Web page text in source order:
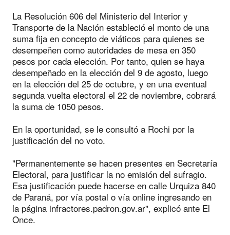
La Resolución 606 del Ministerio del Interior y
Transporte de la Nación estableció el monto de una
suma fija en concepto de viáticos para quienes se
desempeñen como autoridades de mesa en 350
pesos por cada elección. Por tanto, quien se haya
desempeñado en la elección del 9 de agosto, luego
en la elección del 25 de octubre, y en una eventual
segunda vuelta electoral el 22 de noviembre, cobrará
la suma de 1050 pesos.
En la oportunidad, se le consultó a Rochi por la
justificación del no voto.
"Permanentemente se hacen presentes en Secretaría
Electoral, para justificar la no emisión del sufragio.
Esa justificación puede hacerse en calle Urquiza 840
de Paraná, por vía postal o vía online ingresando en
la página infractores.padron.gov.ar", explicó ante El
Once.